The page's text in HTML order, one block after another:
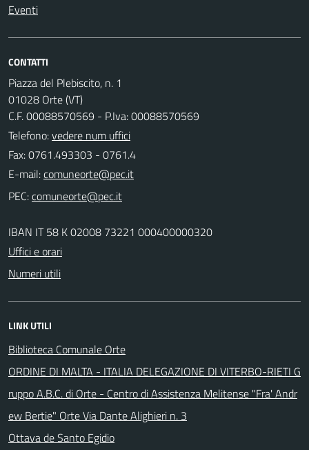
Eventi
CONTATTI
Piazza del Plebiscito, n. 1
01028 Orte (VT)
C.F. 00088570569 - P.Iva: 00088570569
Telefono:vedere num uffici
Fax: 0761.493303 - 0761.4
E-mail:
PEC:
IBAN IT 58 K 02008 73221 000400000320
Uffici e orari
Numeri utili
LINK UTILI
Biblioteca Comunale Orte
ORDINE DI MALTA - ITALIA DELEGAZIONE DI VITERBO-RIETI G
ruppo A.B.C. di Orte - Centro di Assistenza Melitense "Fra' Andr
ew Bertie" Orte Via Dante Alighieri n. 3
Ottava de Santo Egidio